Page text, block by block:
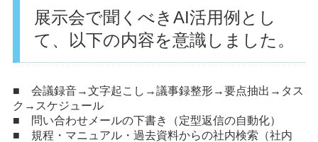
展示会で聞くべきAI活用例とし
て、以下の内容を意識しました。
■ 会議録音→文字起こし→議事録整形→要点抽出→タス
ク→スケジュール
■ 問い合わせメールの下書き（定型返信の自動化）
■ 規程・マニュアル・過去資料からの社内検索（社内